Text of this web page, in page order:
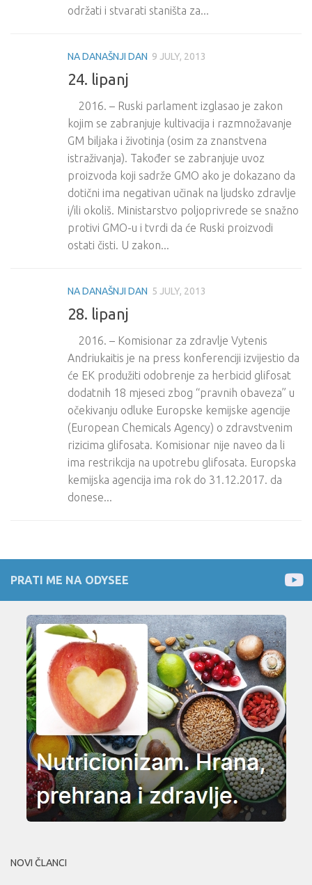
održati i stvarati staništa za...
NA DANAŠNJI DAN 9 JULY, 2013
24. lipanj
2016. – Ruski parlament izglasao je zakon
kojim se zabranjuje kultivacija i razmnožavanje
GM biljaka i životinja (osim za znanstvena
istraživanja). Također se zabranjuje uvoz
proizvoda koji sadrže GMO ako je dokazano da
dotični ima negativan učinak na ljudsko zdravlje
i/ili okoliš. Ministarstvo poljoprivrede se snažno
protivi GMO-u i tvrdi da će Ruski proizvodi
ostati čisti. U zakon...
NA DANAŠNJI DAN 5 JULY, 2013
28. lipanj
2016. – Komisionar za zdravlje Vytenis
Andriukaitis je na press konferenciji izvijestio da
će EK produžiti odobrenje za herbicid glifosat
dodatnih 18 mjeseci zbog “pravnih obaveza” u
očekivanju odluke Europske kemijske agencije
(European Chemicals Agency) o zdravstvenim
rizicima glifosata. Komisionar nije naveo da li
ima restrikcija na upotrebu glifosata. Europska
kemijska agencija ima rok do 31.12.2017. da
donese...
PRATI ME NA ODYSEE
NOVI ČLANCI